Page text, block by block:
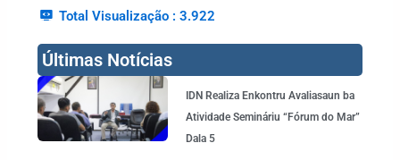
Total Visualização : 3.922
Últimas Notícias
IDN Realiza Enkontru Avaliasaun ba
Atividade Semináriu “Fórum do Mar”
Dala 5
Page